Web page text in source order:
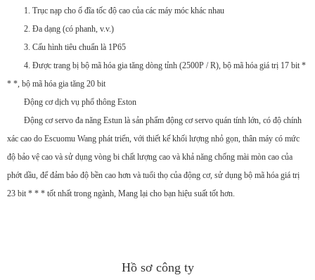
1. Trục nạp cho ổ đĩa tốc độ cao của các máy móc khác nhau
2. Đa dạng (có phanh, v.v.)
3. Cấu hình tiêu chuẩn là 1P65
4. Được trang bị bộ mã hóa gia tăng dòng tỉnh (2500P / R), bộ mã hóa giá trị 17 bit *
* *, bộ mã hóa gia tăng 20 bit
Động cơ dịch vụ phổ thông Eston
Động cơ servo đa năng Estun là sản phẩm động cơ servo quán tính lớn, có độ chính
xác cao do Escuomu Wang phát triển, với thiết kế khối lượng nhỏ gọn, thân máy có mức
độ bảo vệ cao và sử dụng vòng bi chất lượng cao và khả năng chống mài mòn cao của
phớt dầu, để đảm bảo độ bền cao hơn và tuổi thọ của động cơ, sử dụng bộ mã hóa giá trị
23 bit * * * tốt nhất trong ngành, Mang lại cho bạn hiệu suất tốt hơn.
Hồ sơ công ty